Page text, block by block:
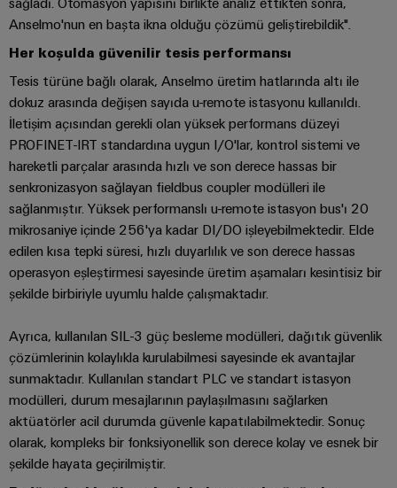
Geleneksel
güç
Kanıtlanmış
enerji
üretiminin
geleceği
Gemi
yapımı
Denizcilik
endüstrisi
için
kapsamlı
bağlantı
çözümleri
Hidrojen
Hidrojen
enerji
dönüşümünde
önemli
bir
teknolojidir
İletim
&
İşyeri
çözümleri
Weidmüller
Configurator
Sistemler
ve
Çözümler
Dağıtık
otomasyon
analitik
Endüstriyel
Otomasyon
Endüstriyel
IoT
çözümleri
Hizmet
arayüzleri
Dağıtım
kutuları
Elektronik
Röle
modülleri
ve
Solid-
röleler
Yalıtım
yükselticileri
ve
ölçme
dönüştürücüleri
Teknik
destek
Çevresel
Ürün
Uyumluluğu
PSIRT
Mühendislik
verileri
Teknik
ürün
Onarımlar
ve
değişim
parçaları
Eğitim
kursları
Haberleri
Ticari
Basın
Bülteni
Ortaklarımız
Dağıtım
IIoT
ve
Otomasyon
İş
Ağı
IIoT
ve
Otomasyon
Çözüm
İş
GENEL
BAKIŞA
GIT
Anselmo'nun en başta ikna olduğu çözümü geliştirebildik".
Her koşulda güvenilir tesis performansı
Tesis türüne bağlı olarak, Anselmo üretim hatlarında altı ile
dokuz arasında değişen sayıda u-remote istasyonu kullanıldı.
İletişim açısından gerekli olan yüksek performans düzeyi
PROFINET-IRT standardına uygun I/O'lar, kontrol sistemi ve
hareketli parçalar arasında hızlı ve son derece hassas bir
senkronizasyon sağlayan fieldbus coupler modülleri ile
sağlanmıştır. Yüksek performanslı u-remote istasyon bus'ı 20
mikrosaniye içinde 256'ya kadar DI/DO işleyebilmektedir. Elde
edilen kısa tepki süresi, hızlı duyarlılık ve son derece hassas
operasyon eşleştirmesi sayesinde üretim aşamaları kesintisiz bir
şekilde birbiriyle uyumlu halde çalışmaktadır.
Ayrıca, kullanılan SIL-3 güç besleme modülleri, dağıtık güvenlik
çözümlerinin kolaylıkla kurulabilmesi sayesinde ek avantajlar
sunmaktadır. Kullanılan standart PLC ve standart istasyon
modülleri, durum mesajlarının paylaşılmasını sağlarken
aktüatörler acil durumda güvenle kapatılabilmektedir. Sonuç
olarak, kompleks bir fonksiyonellik son derece kolay ve esnek bir
şekilde hayata geçirilmiştir.